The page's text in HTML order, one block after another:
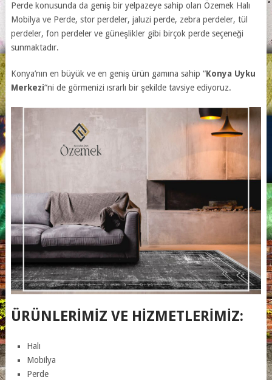
Perde konusunda da geniş bir yelpazeye sahip olan Özemek Halı
Mobilya ve Perde, stor perdeler, jaluzi perde, zebra perdeler, tül
perdeler, fon perdeler ve güneşlikler gibi birçok perde seçeneği
sunmaktadır.
Konya’nın en büyük ve en geniş ürün gamına sahip “Konya Uyku
Merkezi“ni de görmenizi ısrarlı bir şekilde tavsiye ediyoruz.
ÜRÜNLERIMIZ VE HIZMETLERIMIZ:
Halı
Mobilya
Perde